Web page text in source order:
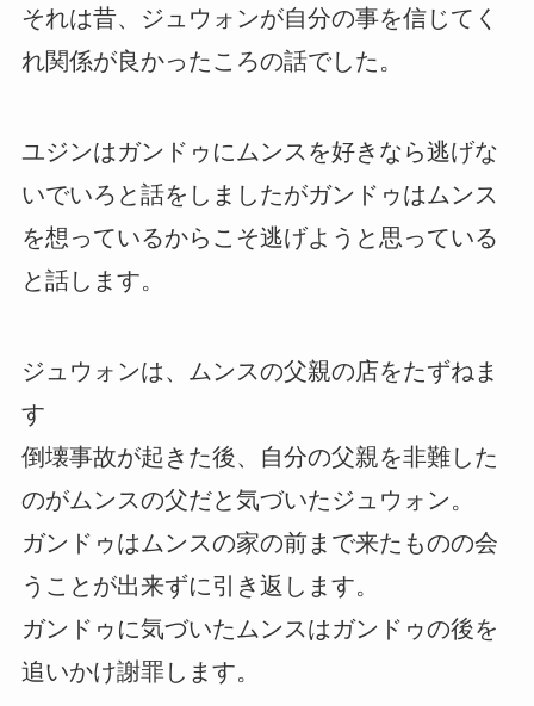
それは昔、ジュウォンが自分の事を信じてく
れ関係が良かったころの話でした。
ユジンはガンドゥにムンスを好きなら逃げな
いでいろと話をしましたがガンドゥはムンス
を想っているからこそ逃げようと思っている
と話します。
ジュウォンは、ムンスの父親の店をたずねま
す
倒壊事故が起きた後、自分の父親を非難した
のがムンスの父だと気づいたジュウォン。
ガンドゥはムンスの家の前まで来たものの会
うことが出来ずに引き返します。
ガンドゥに気づいたムンスはガンドゥの後を
追いかけ謝罪します。